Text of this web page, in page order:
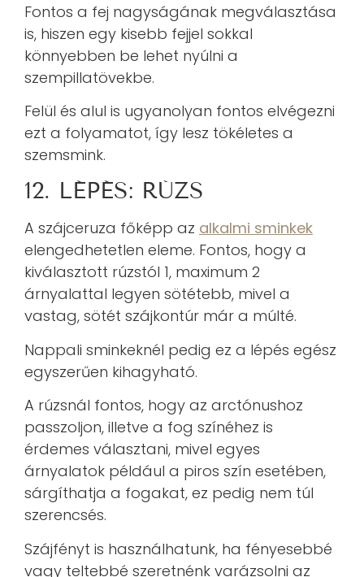
Fontos a fej nagyságának megválasztása
is, hiszen egy kisebb fejjel sokkal
könnyebben be lehet nyúlni a
szempillatövekbe.
Felül és alul is ugyanolyan fontos elvégezni
ezt a folyamatot, így lesz tökéletes a
szemsmink.
12. LÉPÉS: RÚZS
A szájceruza főképp az alkalmi sminkek
elengedhetetlen eleme. Fontos, hogy a
kiválasztott rúzstól 1, maximum 2
árnyalattal legyen sötétebb, mivel a
vastag, sötét szájkontúr már a múlté.
Nappali sminkeknél pedig ez a lépés egész
egyszerűen kihagyható.
A rúzsnál fontos, hogy az arctónushoz
passzoljon, illetve a fog színéhez is
érdemes választani, mivel egyes
árnyalatok például a piros szín esetében,
sárgíthatja a fogakat, ez pedig nem túl
szerencsés.
Szájfényt is használhatunk, ha fényesebbé
vagy teltebbé szeretnénk varázsolni az